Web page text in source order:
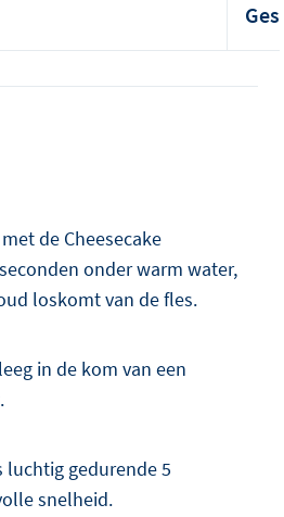
de Cheesecake
onder warm water,
loskomt van de fles.
in de kom van een
luchtig gedurende 5
snelheid.